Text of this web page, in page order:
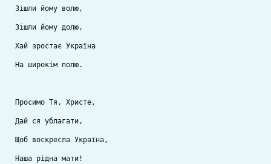
Зішли йому волю,
Зішли йому долю,
Хай зростає Україна
На широкім полю.
Просимо Тя, Христе,
Дай ся ублагати,
Щоб воскресла Україна,
Наша рідна мати!